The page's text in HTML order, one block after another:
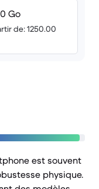
Go
de: 1250.00
est souvent
physique.